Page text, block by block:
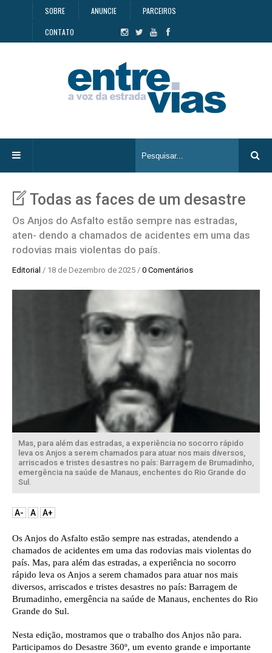
SOBRE ANUNCIE PARCEIROS
CONTATO
Todas as faces de um desastre
Os Anjos do Asfalto estão sempre nas estradas,
aten- dendo a chamados de acidentes em uma das
rodovias mais violentas do país.
Editorial / 18 de Dezembro de 2025 / 0 Comentários
Mas, para além das estradas, a experiência no socorro rápido
leva os Anjos a serem chamados para atuar nos mais diversos,
arriscados e tristes desastres no país: Barragem de Brumadinho,
emergência na saúde de Manaus, enchentes do Rio Grande do
Sul.
A- A A+
Os Anjos do Asfalto estão sempre nas estradas, atendendo a
chamados de acidentes em uma das rodovias mais violentas do
país. Mas, para além das estradas, a experiência no socorro
rápido leva os Anjos a serem chamados para atuar nos mais
diversos, arriscados e tristes desastres no país: Barragem de
Brumadinho, emergência na saúde de Manaus, enchentes do Rio
Grande do Sul.
Nesta edição, mostramos que o trabalho dos Anjos não para.
Participamos do Desastre 360º, um evento grande e importante